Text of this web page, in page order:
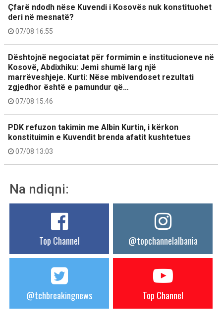
Çfarë ndodh nëse Kuvendi i Kosovës nuk konstituohet
deri në mesnatë?
07/08 16:55
Dështojnë negociatat për formimin e institucioneve në
Kosovë, Abdixhiku: Jemi shumë larg një
marrëveshjeje. Kurti: Nëse mbivendoset rezultati
zgjedhor është e pamundur që…
07/08 15:46
PDK refuzon takimin me Albin Kurtin, i kërkon
konstituimin e Kuvendit brenda afatit kushtetues
07/08 13:03
Na ndiqni:
Top Channel @topchannelalbania
@tchbreakingnews Top Channel